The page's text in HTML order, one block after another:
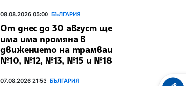
08.08.2026 05:00 БЪЛГАРИЯ
От днес до 30 август ще
има има промяна в
движението на трамваи
№10, №12, №13, №15 и №18
07.08.2026 21:53 БЪЛГАРИЯ